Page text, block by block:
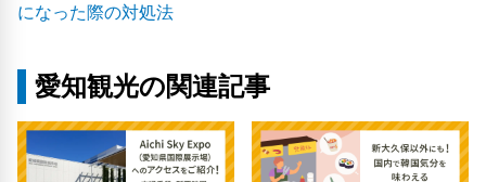
になった際の対処法
愛知観光の関連記事